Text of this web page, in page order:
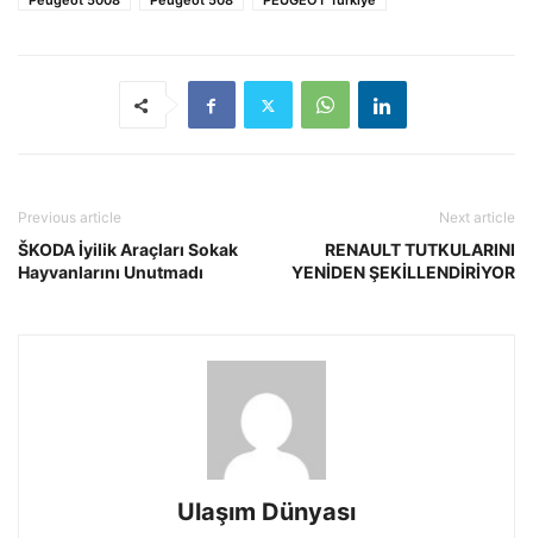
Previous article
ŠKODA İyilik Araçları Sokak
Hayvanlarını Unutmadı
Next article
RENAULT TUTKULARINI
YENİDEN ŞEKİLLENDİRİYOR
Ulaşım Dünyası